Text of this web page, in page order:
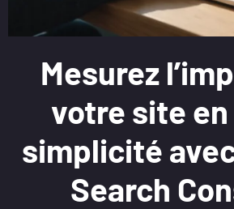
Mesurez
votre site
simplicité
Search